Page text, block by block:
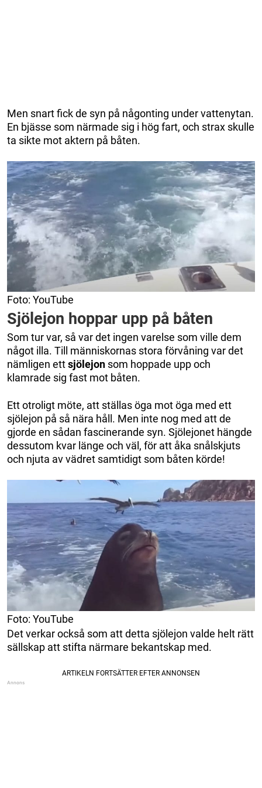
Men snart fick de syn på någonting under vattenytan.
En bjässe som närmade sig i hög fart, och strax skulle
ta sikte mot aktern på båten.
Foto: YouTube
Sjölejon hoppar upp på båten
Som tur var, så var det ingen varelse som ville dem
något illa. Till människornas stora förvåning var det
nämligen ettsjölejon som hoppade upp och
klamrade sig fast mot båten.
Ett otroligt möte, att ställas öga mot öga med ett
sjölejon på så nära håll. Men inte nog med att de
gjorde en sådan fascinerande syn. Sjölejonet hängde
dessutom kvar länge och väl, för att åka snålskjuts
och njuta av vädret samtidigt som båten körde!
Foto: YouTube
Det verkar också som att detta sjölejon valde helt rätt
sällskap att stifta närmare bekantskap med.